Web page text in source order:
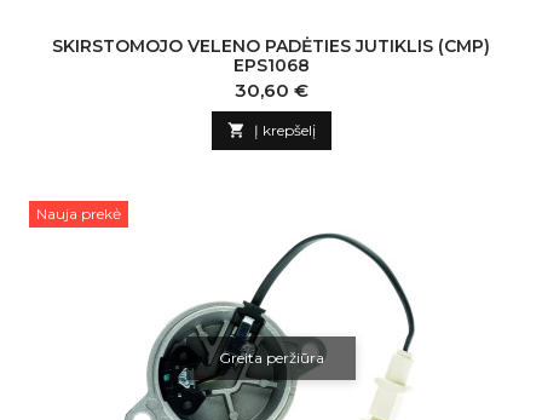
SKIRSTOMOJO VELENO PADĖTIES JUTIKLIS (CMP)
EPS1068
Kaina
30,60 €
 Į krepšelį
Nauja prekė
Greita peržiūra